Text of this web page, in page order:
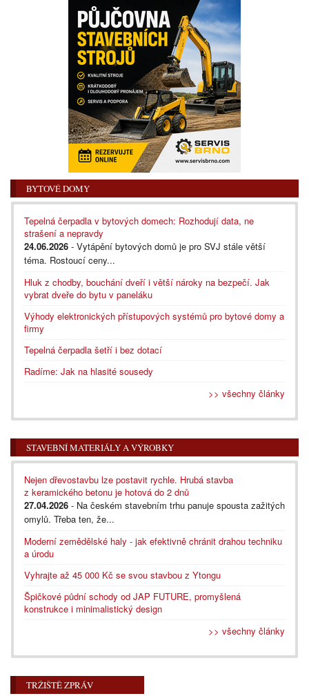
BYTOVÉ DOMY
Tepelná čerpadla v bytových domech: Rozhodují data, ne
strašení a nepravdy
24.06.2026 - Vytápění bytových domů je pro SVJ stále větší
téma. Rostoucí ceny...
Hluk z chodby, bouchání dveří i větší nároky na bezpečí. Jak
vybrat dveře do bytu v paneláku
Výhody elektronických přístupových systémů pro bytové domy a
firmy
Tepelná čerpadla šetří i bez dotací
Radíme: Jak na hlasité sousedy
>> všechny články
STAVEBNÍ MATERIÁLY A VÝROBKY
Nejen dřevostavbu lze postavit rychle. Hrubá stavba
z keramického betonu je hotová do 2 dnů
27.04.2026 - Na českém stavebním trhu panuje spousta zažitých
omylů. Třeba ten, že...
Moderní zemědělské haly - jak efektivně chránit drahou techniku
a úrodu
Vyhrajte až 45 000 Kč se svou stavbou z Ytongu
Špičkové půdní schody od JAP FUTURE, promyšlená
konstrukce i minimalistický design
>> všechny články
TRŽIŠTĚ ZPRÁV